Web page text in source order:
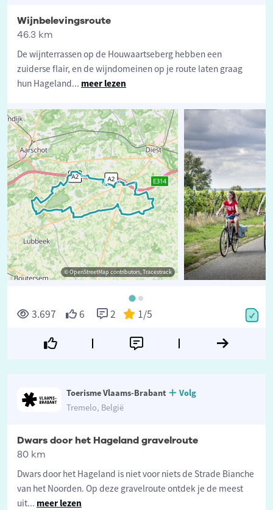
Wijnbelevingsroute
46.3 km
De wijnterrassen op de Houwaartseberg hebben een
zuiderse flair, en de wijndomeinen op je route laten graag
hun Hageland... meer lezen
© OpenStreetMap contributors, Tracestrack
3.697 6 2 1/5
Toerisme Vlaams-Brabant
Volg
Tremelo, België
Dwars door het Hageland gravelroute
80 km
Dwars door het Hageland is niet voor niets de Strade Bianche
van het Noorden. Op deze gravelroute ontdek je de meest
uit... meer lezen